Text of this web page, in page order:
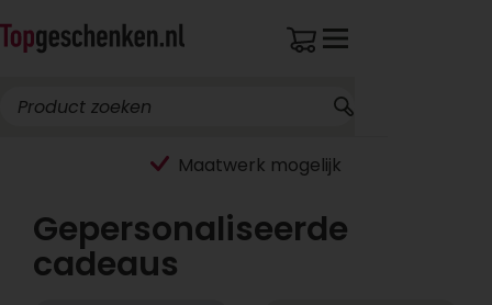
Maatwerk mogelijk
Gepersonaliseerde
cadeaus